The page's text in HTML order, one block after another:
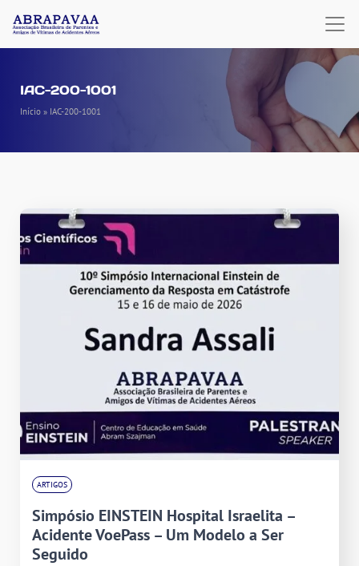
IAC-200-1001
Início » IAC-200-1001
ARTIGOS
Simpósio EINSTEIN Hospital Israelita –
Acidente VoePass – Um Modelo a Ser
Seguido